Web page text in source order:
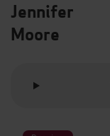
Jennifer
Moore